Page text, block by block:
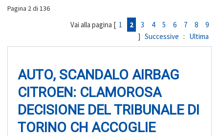
Pagina 2 di 136
Vai alla pagina [ 1 2 3 4 5 6 7 8
9
] Successive : Ultima
AUTO, SCANDALO AIRBAG
CITROEN: CLAMOROSA
DECISIONE DEL TRIBUNALE DI
TORINO CH ACCOGLIE